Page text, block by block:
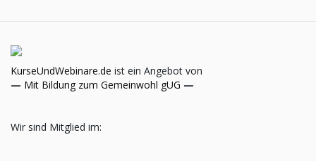
KurseUndWebinare.de ist ein Angebot von
— Mit Bildung zum Gemeinwohl gUG —
Wir sind Mitglied im: